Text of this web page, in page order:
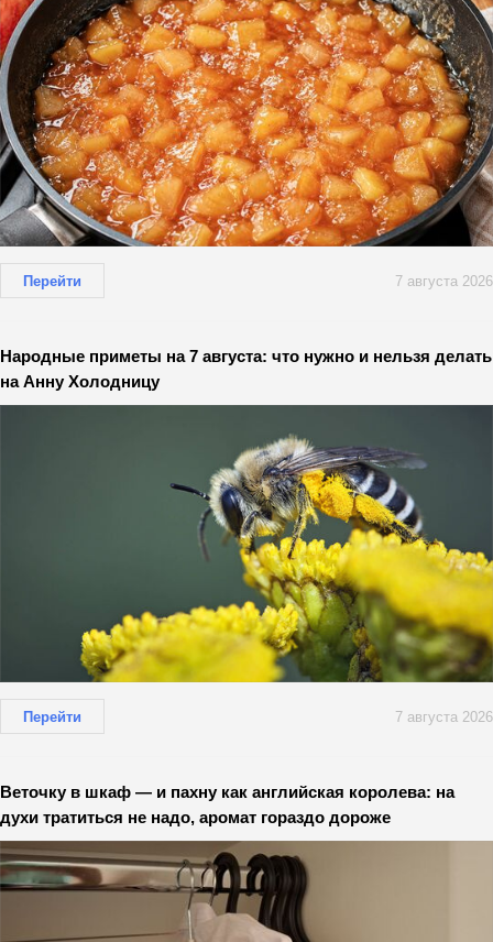
Перейти 7 августа 2026
Народные приметы на 7 августа: что нужно и нельзя делать
на Анну Холодницу
Перейти 7 августа 2026
Веточку в шкаф — и пахну как английская королева: на
духи тратиться не надо, аромат гораздо дороже